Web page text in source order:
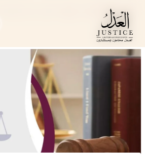
المحتوى
المدونة القانونية